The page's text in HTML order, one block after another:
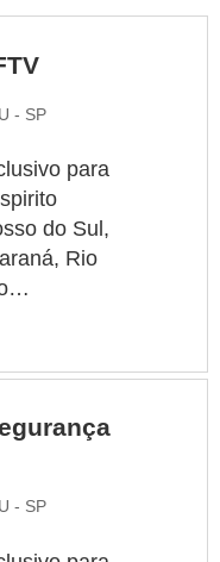
- SP
para
do Sul,
Rio
procura
ideal
na
e
a
- SP